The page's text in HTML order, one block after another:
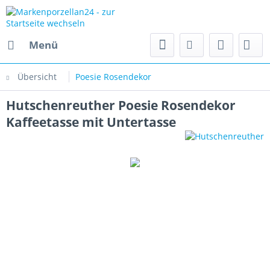
Menü
Übersicht Poesie Rosendekor
Hutschenreuther Poesie Rosendekor
Kaffeetasse mit Untertasse